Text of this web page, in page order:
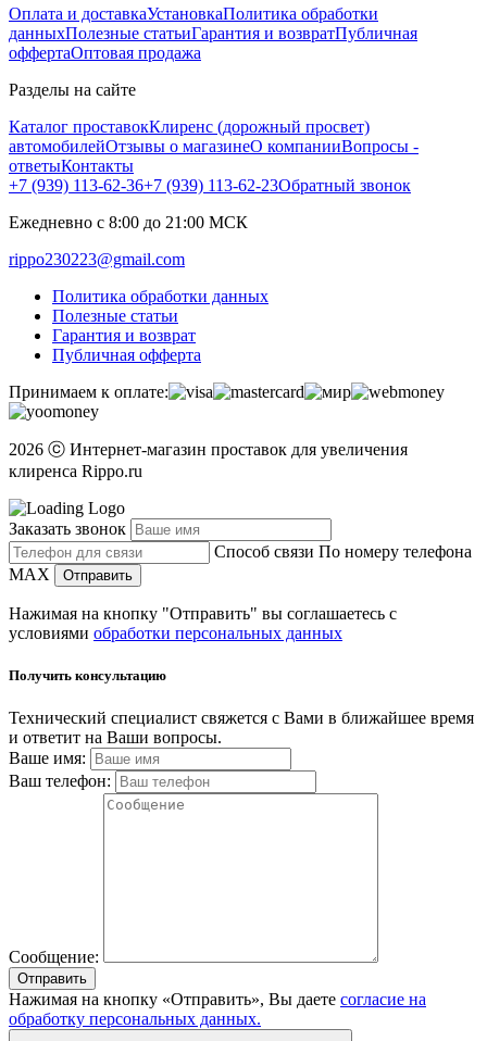
Оплата и доставкаУстановкаПолитика обработки
данныхПолезные статьиГарантия и возвратПубличная
оффертаОптовая продажа
Разделы на сайте
Каталог проставокКлиренс (дорожный просвет)
автомобилейОтзывы о магазинеО компанииВопросы -
ответыКонтакты
+7 (939) 113-62-36+7 (939) 113-62-23Обратный звонок
Ежедневно с 8:00 до 21:00 МСК
rippo230223@gmail.com
Политика обработки данных
Полезные статьи
Гарантия и возврат
Публичная офферта
Принимаем к оплате:
2026 ⓒ Интернет-магазин проставок для увеличения
клиренса Rippo.ru
Заказать звонок
Способ связи По номеру телефона
MAX
Отправить
Нажимая на кнопку "Отправить" вы соглашаетесь с
условиями обработки персональных данных
Получить консультацию
Технический специалист свяжется с Вами в ближайшее время
и ответит на Ваши вопросы.
Ваше имя:
Ваш телефон:
Сообщение:
Отправить
Нажимая на кнопку «Отправить», Вы даете согласие на
обработку персональных данных.